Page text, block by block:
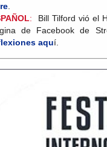
.
:
Bill Tilford vió el
de Facebook de
aquí.